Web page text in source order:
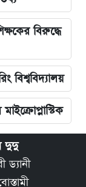
বিরুদ্ধে
বিশ্ববিদ্যালয়
দুদু